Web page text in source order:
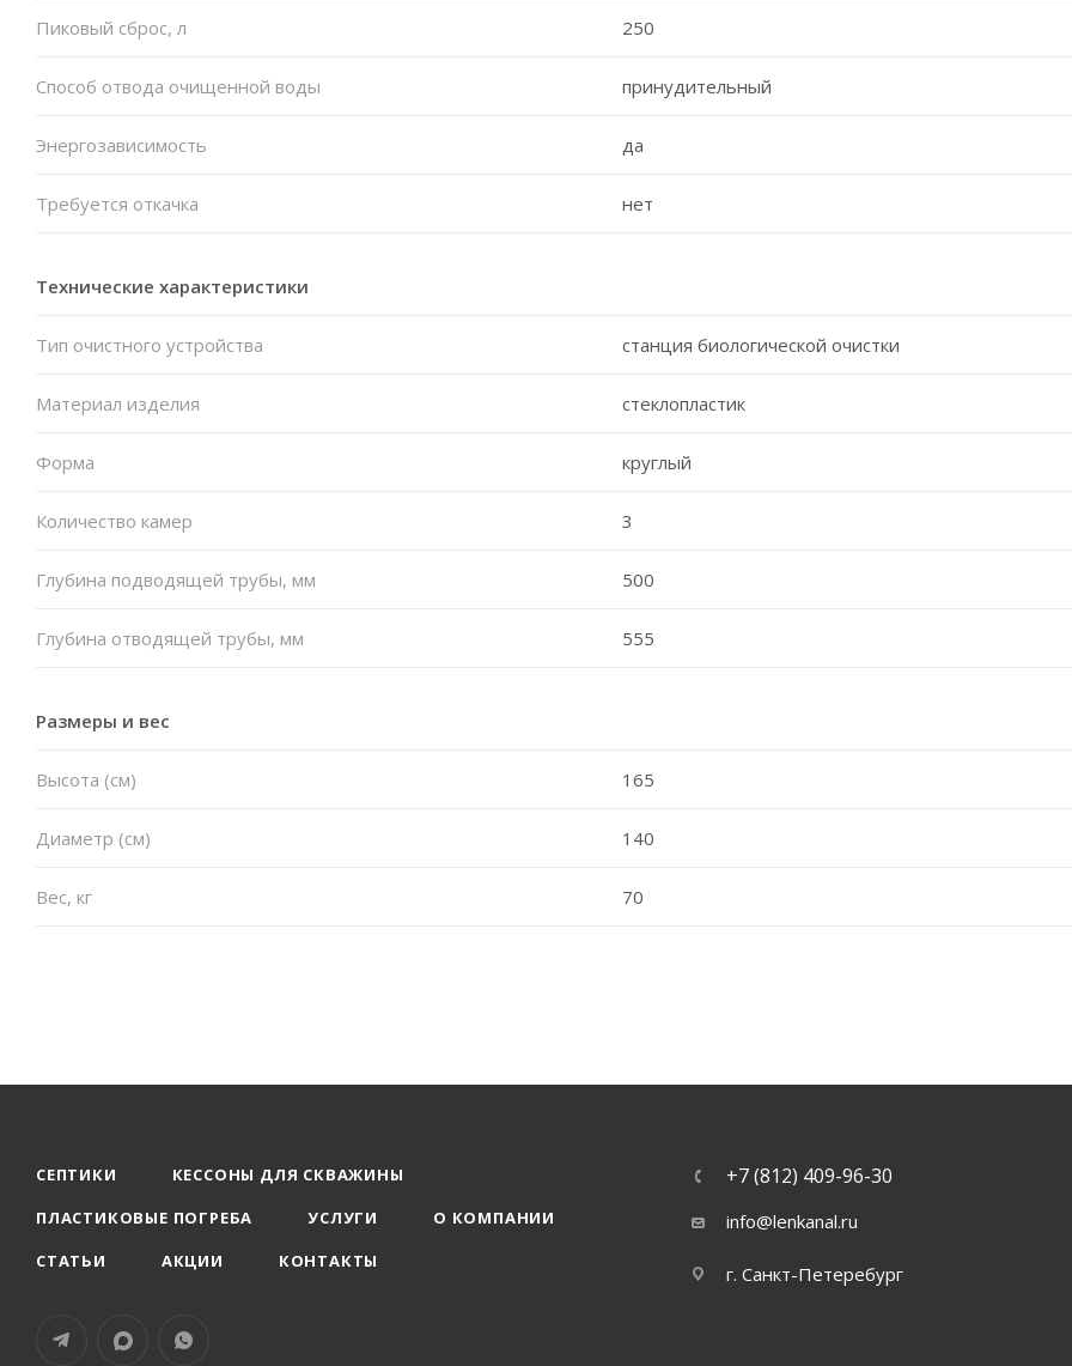
Пиковый сброс, л 250
Способ отвода очищенной воды принудительный
Энергозависимость да
Требуется откачка нет
Технические характеристики
Тип очистного устройства станция биологической очистки
Материал изделия стеклопластик
Форма круглый
Количество камер 3
Глубина подводящей трубы, мм 500
Глубина отводящей трубы, мм 555
Размеры и вес
Высота (см) 165
Диаметр (см) 140
Вес, кг 70
СЕПТИКИ
КЕССОНЫ ДЛЯ СКВАЖИНЫ
ПЛАСТИКОВЫЕ ПОГРЕБА
УСЛУГИ
О КОМПАНИИ
СТАТЬИ
АКЦИИ КОНТАКТЫ
+7 (812) 409-96-30
info@lenkanal.ru
г. Санкт-Петеребург